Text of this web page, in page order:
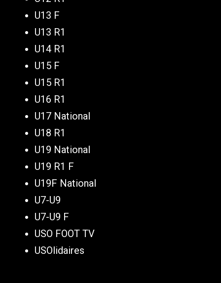
U13 F
U13 R1
U14 R1
U15 F
U15 R1
U16 R1
U17 National
U18 R1
U19 National
U19 R1 F
U19F National
U7-U9
U7-U9 F
USO FOOT TV
USOlidaires